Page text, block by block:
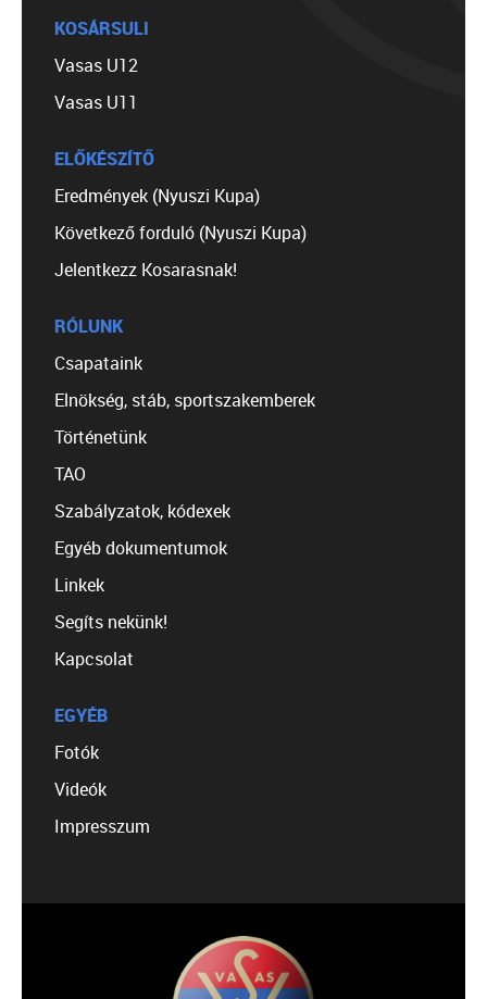
KOSÁRSULI
Vasas U12
Vasas U11
ELŐKÉSZÍTŐ
Eredmények (Nyuszi Kupa)
Következő forduló (Nyuszi Kupa)
Jelentkezz Kosarasnak!
RÓLUNK
Csapataink
Elnökség, stáb, sportszakemberek
Történetünk
TAO
Szabályzatok, kódexek
Egyéb dokumentumok
Linkek
Segíts nekünk!
Kapcsolat
EGYÉB
Fotók
Videók
Impresszum